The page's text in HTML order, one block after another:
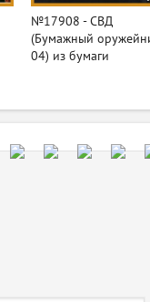
№17908 - СВД
(Бумажный
04) из бумаги